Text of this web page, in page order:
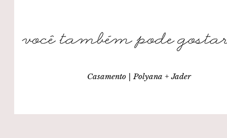
Casamento | Polyana + Jader